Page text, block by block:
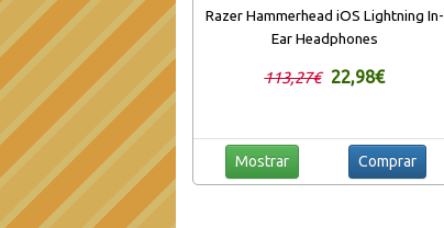
Razer Hammerhead iOS Lightning In-
Ear Headphones
113,27€ 22,98€
Mostrar Comprar